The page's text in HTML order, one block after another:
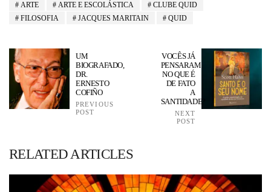
ARTE ARTE E ESCOLÁSTICA
CLUBE QUID
FILOSOFIA
JACQUES MARITAIN QUID
UM
BIOGRAFADO,
DR.
ERNESTO
COFIÑO
PREVIOUS
POST
VOCÊS JÁ
PENSARAM
NO QUE É
DE FATO
A
SANTIDADE?
NEXT
POST
RELATED ARTICLES